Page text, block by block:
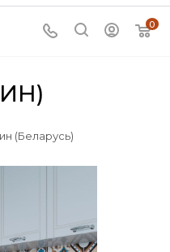
0
(Беларусь)